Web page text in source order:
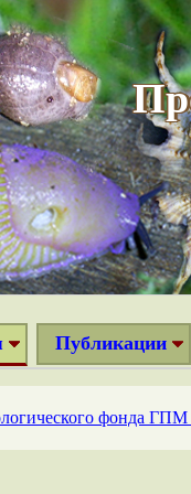
Публикации
фонда